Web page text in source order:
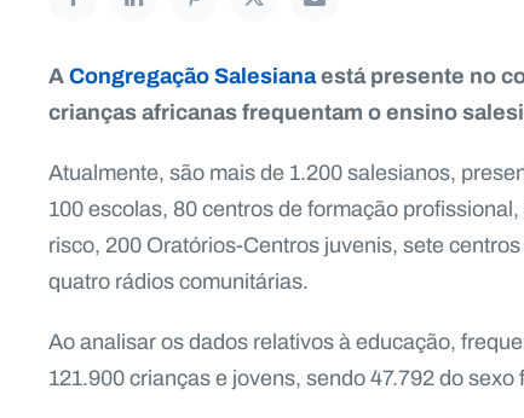
ACongregação Salesianaestá presente no
crianças africanas frequentam o ensino
Atualmente, são mais de 1.200 salesianos,
100 escolas, 80 centros de formação
risco, 200 Oratórios-Centros juvenis, sete
quatro rádios comunitárias.
Ao analisar os dados relativos à educação,
121.900 crianças e jovens, sendo 47.792 do